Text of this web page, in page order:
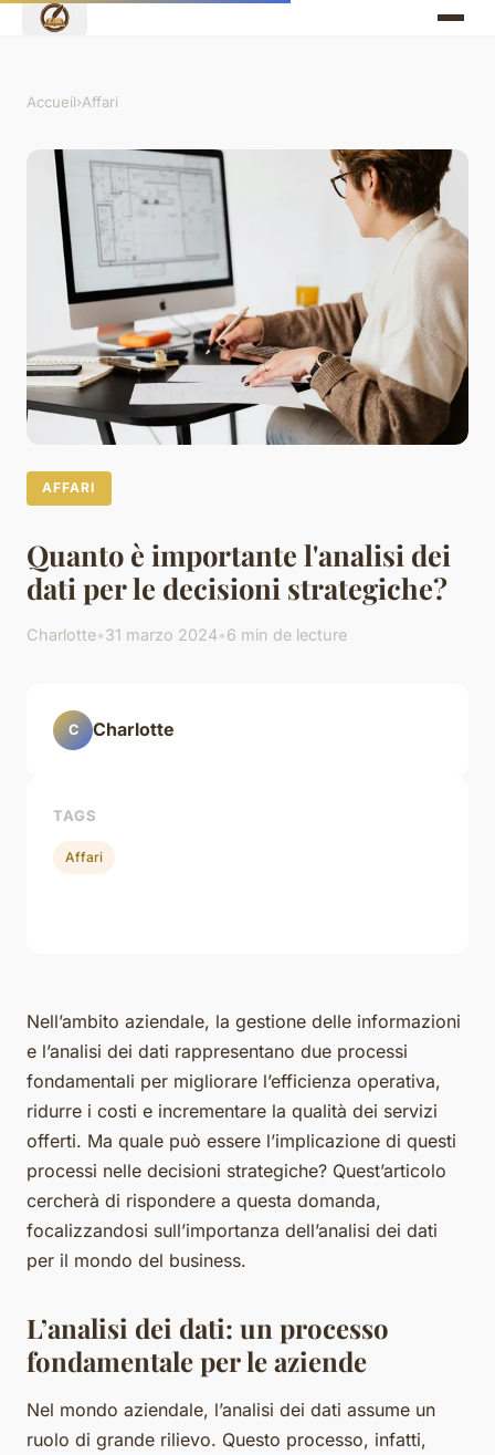
Accueil›Affari
AFFARI
Quanto è importante l'analisi dei
dati per le decisioni strategiche?
Charlotte•31 marzo 2024•6 min de lecture
Nell’ambito aziendale, la gestione delle informazioni
e l’analisi dei dati rappresentano due processi
fondamentali per migliorare l’efficienza operativa,
ridurre i costi e incrementare la qualità dei servizi
offerti. Ma quale può essere l’implicazione di questi
processi nelle decisioni strategiche? Quest’articolo
cercherà di rispondere a questa domanda,
focalizzandosi sull’importanza dell’analisi dei dati
per il mondo del business.
L’analisi dei dati: un processo
fondamentale per le aziende
Nel mondo aziendale, l’analisi dei dati assume un
ruolo di grande rilievo. Questo processo, infatti,
C Charlotte
TAGS
Affari